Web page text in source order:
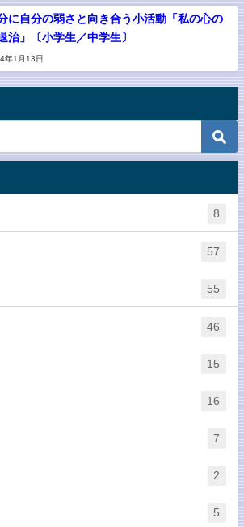
に自分の弱さと向き合う小活動「私の心の
治」〔小学生／中学生〕
年1月13日
8
57
55
46
15
16
7
2
5